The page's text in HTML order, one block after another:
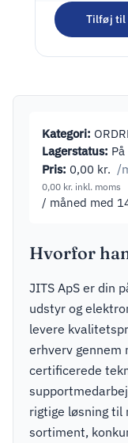
Tilføj til
Kategori:
Lagerstatus:
Pris: 0,00 kr. /
0,00 kr. inkl. moms
/ måned med
Hvorfor
JITS ApS er din
udstyr og
levere
erhverv gennem
certificerede
rigtige løsning til
sortiment,